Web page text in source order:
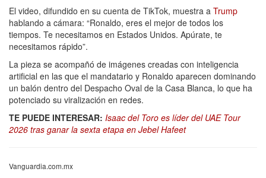
El video, difundido en su cuenta de TikTok, muestra a Trump
hablando a cámara: “Ronaldo, eres el mejor de todos los
tiempos. Te necesitamos en Estados Unidos. Apúrate, te
necesitamos rápido”.
La pieza se acompañó de imágenes creadas con inteligencia
artificial en las que el mandatario y Ronaldo aparecen dominando
un balón dentro del Despacho Oval de la Casa Blanca, lo que ha
potenciado su viralización en redes.
TE PUEDE INTERESAR: Isaac del Toro es líder del UAE Tour
2026 tras ganar la sexta etapa en Jebel Hafeet
Vanguardia.com.mx